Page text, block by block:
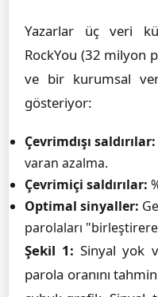
Yazarlar üç veri
RockYou (32 milyon
ve bir kurumsal
gösteriyor:
Çevrimdışı saldırılar:
varan azalma.
Çevrimiçi saldırılar:
Optimal sinyaller:
parolaları
Şekil 1: Sinyal yok
parola oranını